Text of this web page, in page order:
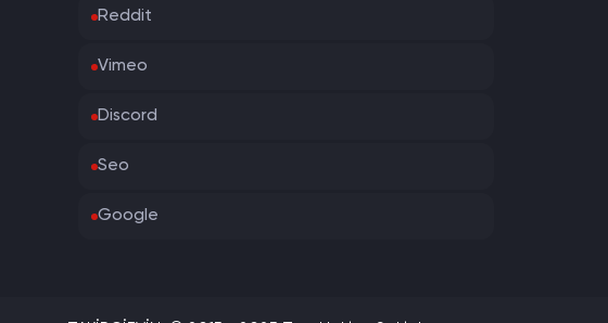
Reddit
Vimeo
Discord
Seo
Google